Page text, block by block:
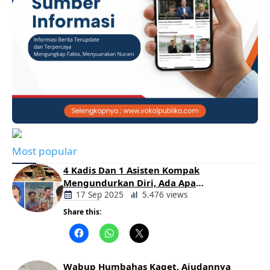
Most popular
4 Kadis Dan 1 Asisten Kompak
Mengundurkan Diri, Ada Apa
Pemerintahan Oloan
17 Sep 2025 5.476 views
Share this:
Wabup Humbahas Kaget, Ajudannya